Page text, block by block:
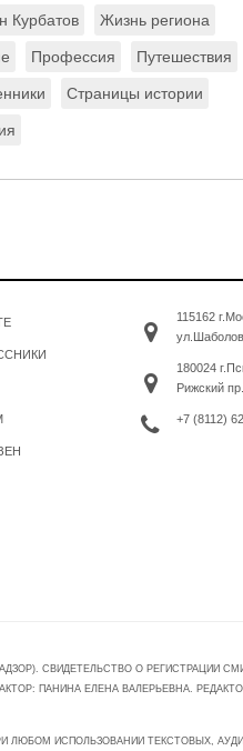
Курбатов Жизнь региона
Профессия Путешествия
Страницы истории
115162
180024
Рижский
+7 (8112)
СВИДЕТЕЛЬСТВО О РЕГИСТРАЦИИ
ПАНИНА ЕЛЕНА ВАЛЕРЬЕВНА.
ЛЮБОМ ИСПОЛЬЗОВАНИИ ТЕКСТОВЫХ,